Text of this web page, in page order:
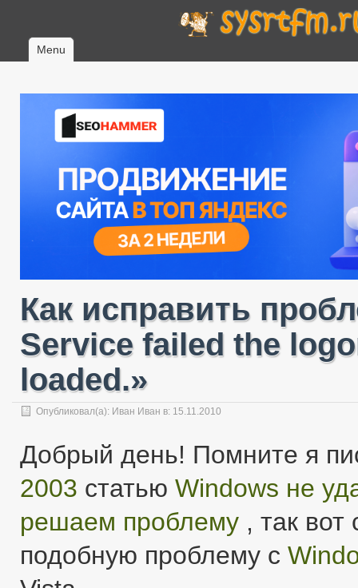
Menu
Как исправить
Service failed the
loaded.»
Опубликовал(а): Иван Иван в: 15.11.2010
Добрый день! Помните я
2003 статью Windows не
решаем проблему , так
подобную проблему с